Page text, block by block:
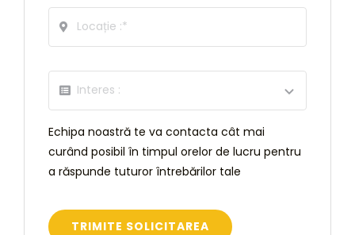
Echipa noastră te va contacta cât mai
curând posibil în timpul orelor de lucru pentru
a răspunde tuturor întrebărilor tale
TRIMITE SOLICITAREA